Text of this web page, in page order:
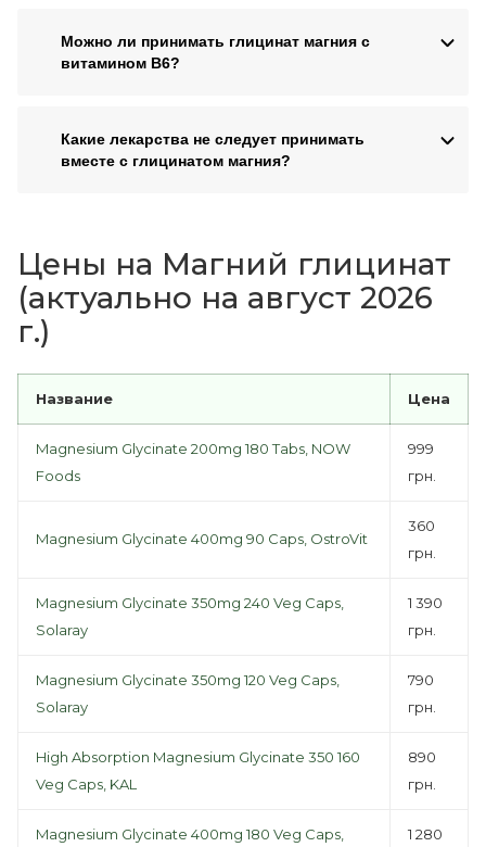
Можно ли принимать глицинат магния с
витамином B6?
Какие лекарства не следует принимать
вместе с глицинатом магния?
Цены на Магний глицинат
(актуально на август 2026
г.)
Название Цена
Magnesium Glycinate 200mg 180 Tabs, NOW
Foods
999
грн.
Magnesium Glycinate 400mg 90 Caps, OstroVit
360
грн.
Magnesium Glycinate 350mg 240 Veg Caps,
Solaray
1 390
грн.
Magnesium Glycinate 350mg 120 Veg Caps,
Solaray
790
грн.
High Absorption Magnesium Glycinate 350 160
Veg Caps, KAL
890
грн.
Magnesium Glycinate 400mg 180 Veg Caps,
1 280